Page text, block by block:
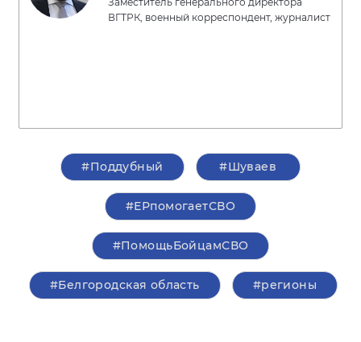
ВГТРК, военный корреспондент, журналист
#Поддубный #Шуваев
#ЕРпомогаетСВО
#ПомощьБойцамСВО
#Белгородская область #регионы